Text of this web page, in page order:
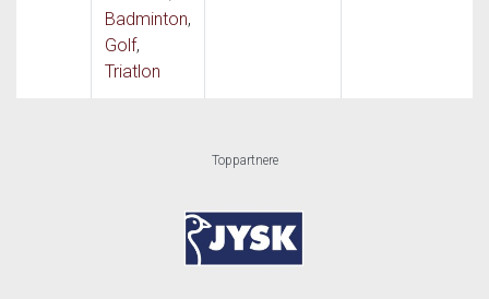
Toppartnere
Badminton,
Golf,
Triatlon